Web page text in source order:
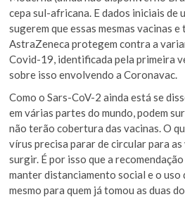
cepa sul-africana. E dados iniciais de
sugerem que essas mesmas vacinas e
AstraZeneca protegem contra a
Covid-19, identificada pela primeira
sobre isso envolvendo a Coronavac.
Como o Sars-CoV-2 ainda está se
em várias partes do mundo, podem
não terão cobertura das vacinas. O
vírus precisa parar de circular para
surgir. É por isso que a
manter distanciamento social e o uso
mesmo para quem já tomou as duas